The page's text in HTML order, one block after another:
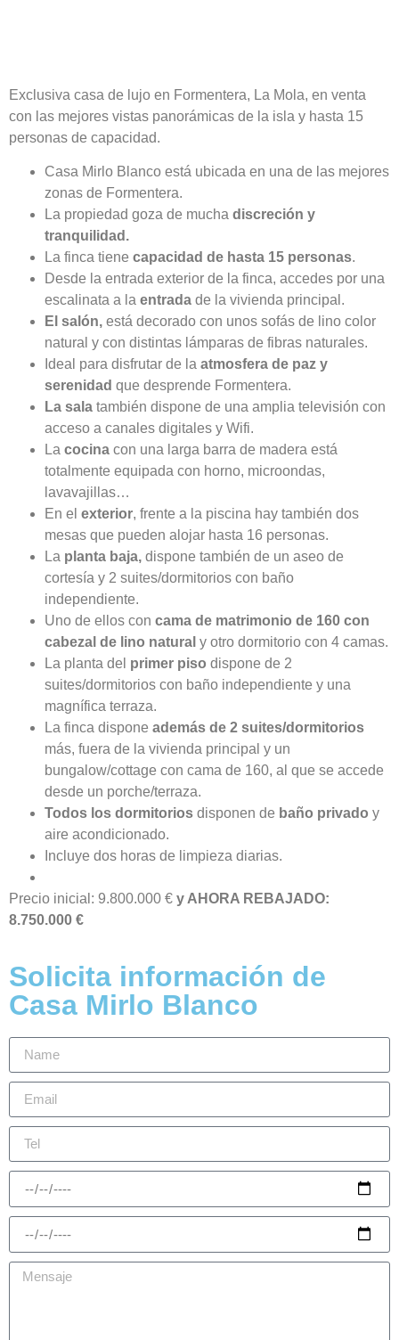
Exclusiva casa de lujo en Formentera, La Mola, en venta
con las mejores vistas panorámicas de la isla y hasta 15
personas de capacidad.
Casa Mirlo Blanco está ubicada en una de las mejores
zonas de Formentera.
La propiedad goza de mucha discreción y
tranquilidad.
La finca tiene capacidad de hasta 15 personas.
Desde la entrada exterior de la finca, accedes por una
escalinata a la entrada de la vivienda principal.
El salón, está decorado con unos sofás de lino color
natural y con distintas lámparas de fibras naturales.
Ideal para disfrutar de la atmosfera de paz y
serenidad que desprende Formentera.
La sala también dispone de una amplia televisión con
acceso a canales digitales y Wifi.
La cocina con una larga barra de madera está
totalmente equipada con horno, microondas,
lavavajillas…
En el exterior, frente a la piscina hay también dos
mesas que pueden alojar hasta 16 personas.
La planta baja, dispone también de un aseo de
cortesía y 2 suites/dormitorios con baño
independiente.
Uno de ellos con cama de matrimonio de 160 con
cabezal de lino natural y otro dormitorio con 4 camas.
La planta del primer piso dispone de 2
suites/dormitorios con baño independiente y una
magnífica terraza.
La finca dispone además de 2 suites/dormitorios
más, fuera de la vivienda principal y un
bungalow/cottage con cama de 160, al que se accede
desde un porche/terraza.
Todos los dormitorios disponen de baño privado y
aire acondicionado.
Incluye dos horas de limpieza diarias.
Precio inicial: 9.800.000 € y AHORA REBAJADO:
8.750.000 €
Solicita información de
Casa Mirlo Blanco